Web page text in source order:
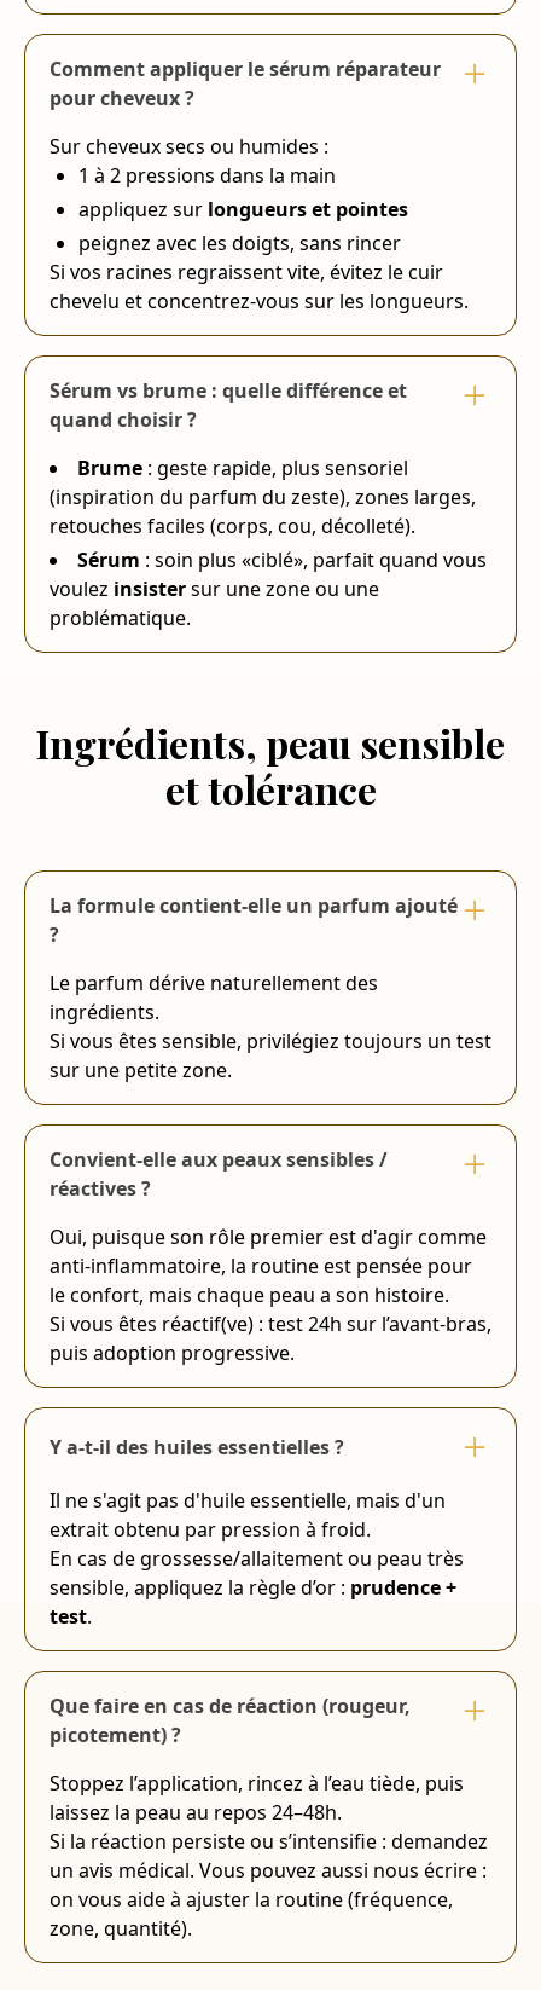
Comment appliquer le sérum réparateur
pour cheveux ?
Sur cheveux secs ou humides :
1 à 2 pressions dans la main
appliquez sur longueurs et pointes
peignez avec les doigts, sans rincer
Si vos racines regraissent vite, évitez le cuir
chevelu et concentrez-vous sur les longueurs.
Sérum vs brume : quelle différence et
quand choisir ?
Brume : geste rapide, plus sensoriel
(inspiration du parfum du zeste), zones larges,
retouches faciles (corps, cou, décolleté).
Sérum : soin plus «ciblé», parfait quand vous
voulez insistersur une zone ou une
problématique.
Ingrédients, peau sensible
et tolérance
La formule contient-elle un parfum ajouté
?
Le parfum dérive naturellement des
ingrédients.
Si vous êtes sensible, privilégiez toujours un test
sur une petite zone.
Convient-elle aux peaux sensibles /
réactives ?
Oui, puisque son rôle premier est d'agir comme
anti-inflammatoire, la routine est pensée pour
le confort, mais chaque peau a son histoire.
Si vous êtes réactif(ve) : test 24h sur l’avant-bras,
puis adoption progressive.
Y a-t-il des huiles essentielles ?
Il ne s'agit pas d'huile essentielle, mais d'un
extrait obtenu par pression à froid.
En cas de grossesse/allaitement ou peau très
sensible, appliquez la règle d’or : prudence +
test.
Que faire en cas de réaction (rougeur,
picotement) ?
Stoppez l’application, rincez à l’eau tiède, puis
laissez la peau au repos 24–48h.
Si la réaction persiste ou s’intensifie : demandez
un avis médical. Vous pouvez aussi nous écrire :
on vous aide à ajuster la routine (fréquence,
zone, quantité).